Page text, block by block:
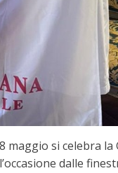
maggio si celebra
dalle